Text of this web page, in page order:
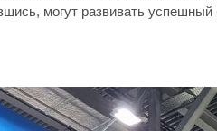
могут развивать успешный